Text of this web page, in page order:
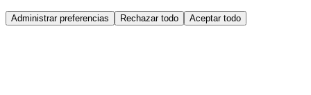
Administrar preferencias Rechazar todo Aceptar todo